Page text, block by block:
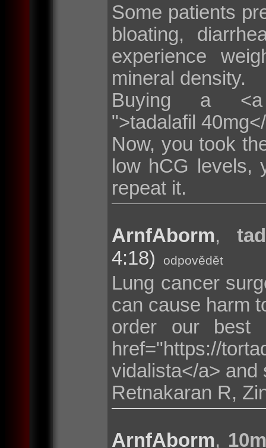
Some patients
bloating,
experience
mineral density.
Buying a <a
">tadalafil
Now, you took
low hCG levels,
repeat it.
ArnfAborm,
4:18)
odpovědět
Lung cancer
can cause harm
order our best
href="https://
vidalista</a> and
Retnakaran R,
ArnfAborm,